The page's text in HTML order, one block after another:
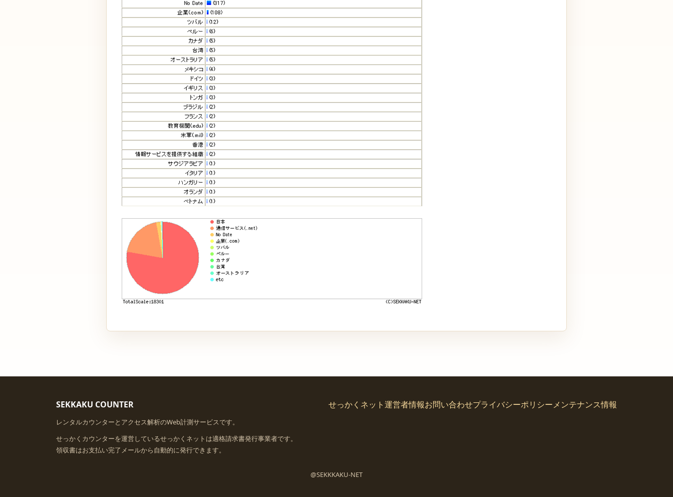
SEKKAKU COUNTER
レンタルカウンターとアクセス解析のWeb計測サービスです。
せっかくカウンターを運営しているせっかくネットは適格請求書発行事業者です。
領収書はお支払い完了メールから自動的に発行できます。
せっかくネット運営者情報お問い合わせプライバシーポリシーメンテナンス情報
@SEKKKAKU-NET